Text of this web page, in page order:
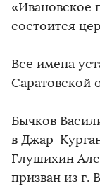
«Ивановское
состоится
Все имена
Саратовской
Бычков
в Джар-
Глушихин
призван из г.